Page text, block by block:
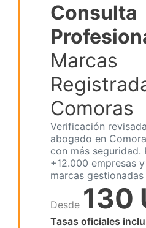
Consulta
Marcas
Comoras
Verificación
abogado en
con más seguridad.
+12.000 empresas
marcas gestionadas
Desde 130
Tasas oficiales